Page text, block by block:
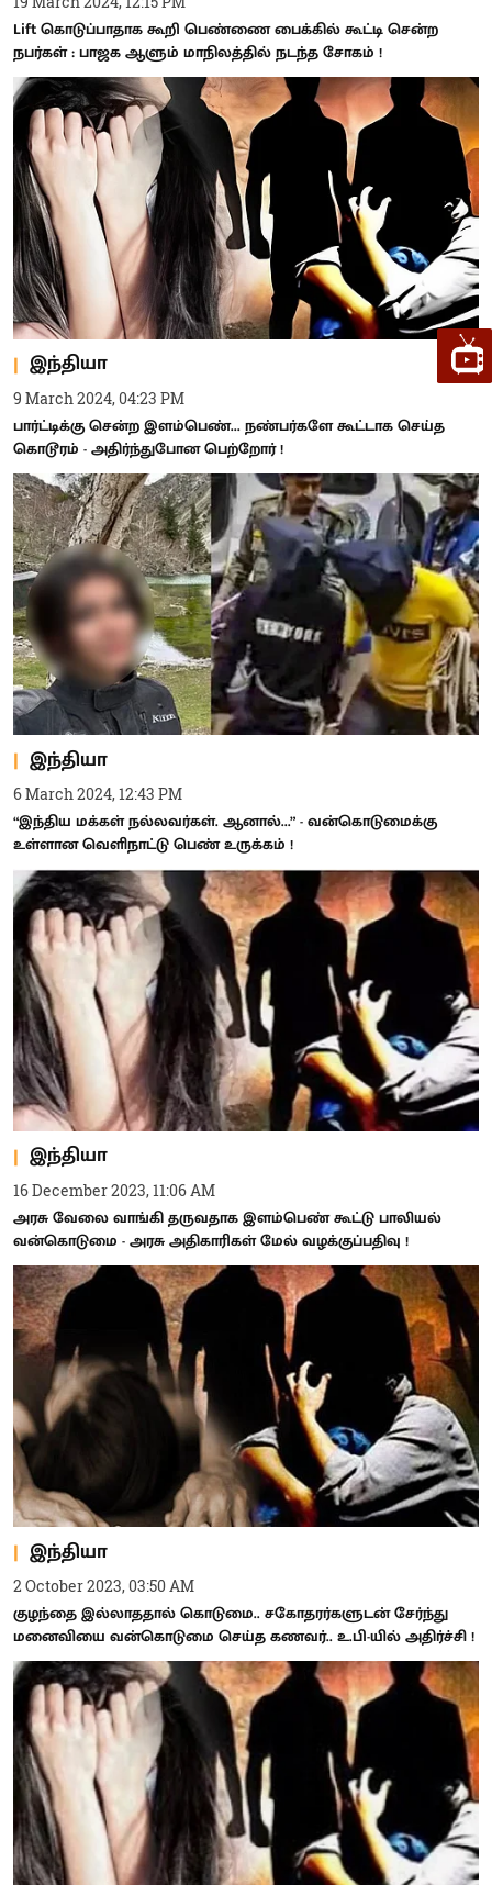
Lift கொடுப்பாதாக கூறி பெண்ணை பைக்கில் கூட்டி சென்ற
நபர்கள் : பாஜக ஆளும் மாநிலத்தில் நடந்த சோகம் !
இந்தியா
9 March 2024, 04:23 PM
பார்ட்டிக்கு சென்ற இளம்பெண்... நண்பர்களே கூட்டாக செய்த
கொடூரம் - அதிர்ந்துபோன பெற்றோர் !
இந்தியா
6 March 2024, 12:43 PM
“இந்திய மக்கள் நல்லவர்கள். ஆனால்...” - வன்கொடுமைக்கு
உள்ளான வெளிநாட்டு பெண் உருக்கம் !
இந்தியா
16 December 2023, 11:06 AM
அரசு வேலை வாங்கி தருவதாக இளம்பெண் கூட்டு பாலியல்
வன்கொடுமை - அரசு அதிகாரிகள் மேல் வழக்குப்பதிவு !
இந்தியா
2 October 2023, 03:50 AM
குழந்தை இல்லாததால் கொடுமை.. சகோதரர்களுடன் சேர்ந்து
மனைவியை வன்கொடுமை செய்த கணவர்.. உ.பி-யில் அதிர்ச்சி !